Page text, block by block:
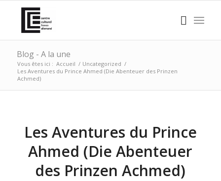
Blog - A la une
Vous êtes ici : Accueil / Uncategorized /
Les Aventures du Prince Ahmed (Die Abenteuer des Prinzen
Achmed)
Les Aventures du Prince
Ahmed (Die Abenteuer
des Prinzen Achmed)